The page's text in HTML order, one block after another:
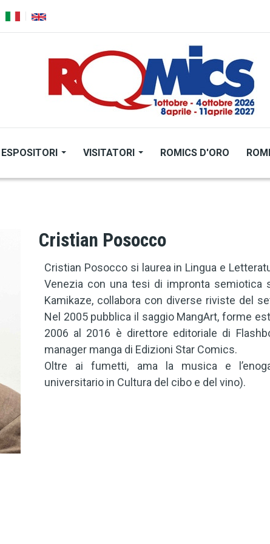
ESPOSITORI VISITATORI ROMICS D'ORO
Cristian Posocco
Cristian Posocco si laurea in Lingua e
Venezia con una tesi di impronta semiotica
Kamikaze, collabora con diverse riviste del
Nel 2005 pubblica il saggio MangArt, forme
2006 al 2016 è direttore editoriale di
manager manga di Edizioni Star Comics.
Oltre ai fumetti, ama la musica e
universitario in Cultura del cibo e del vino).